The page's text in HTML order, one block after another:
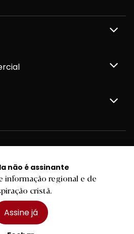
não é assinante
informação regional e de
cristã.
Assine já
FSC®
Todos os direitos reservados